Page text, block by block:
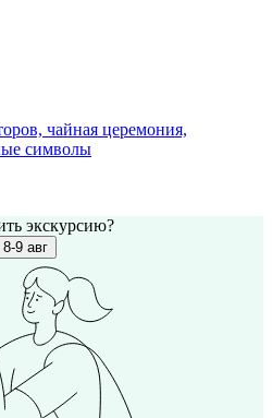
чайная церемония,
символы
экскурсию?
9 авг